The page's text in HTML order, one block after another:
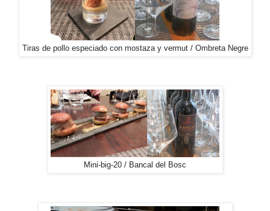
Tiras de pollo especiado con mostaza y vermut / Ombreta Negre
Mini-big-20 / Bancal del Bosc